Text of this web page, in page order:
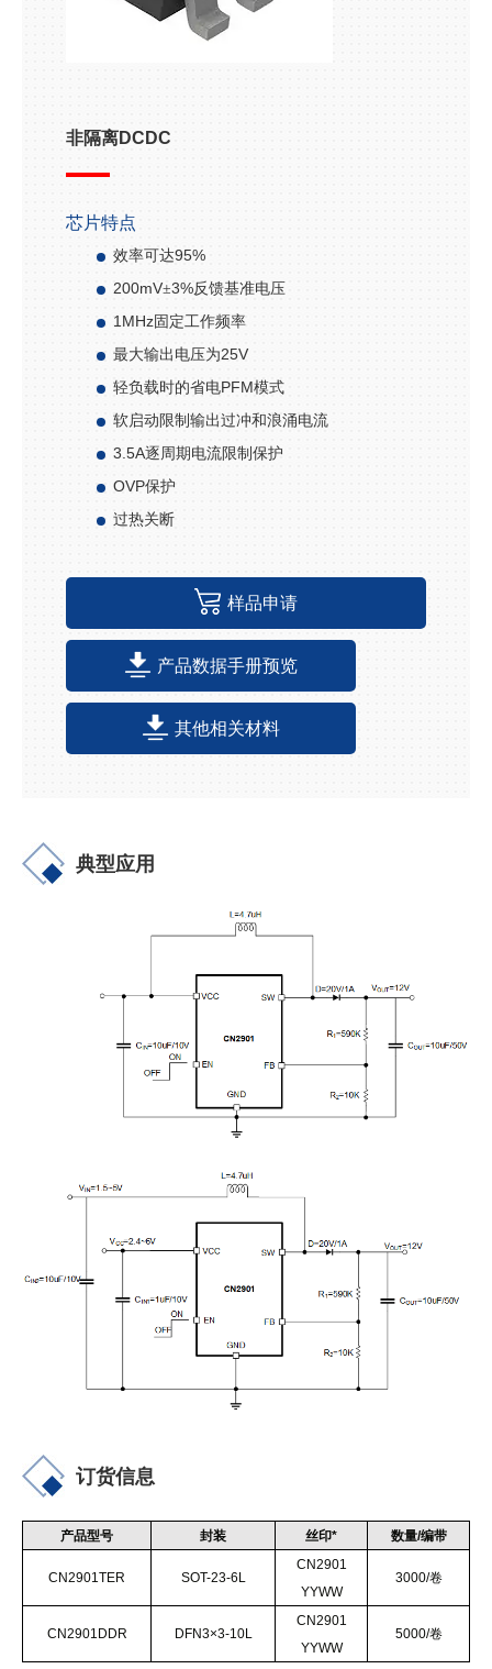
非隔离DCDC
芯片特点
效率可达95%
200mV±3%反馈基准电压
1MHz固定工作频率
最大输出电压为25V
轻负载时的省电PFM模式
软启动限制输出过冲和浪涌电流
3.5A逐周期电流限制保护
OVP保护
过热关断
样品申请
产品数据手册预览
其他相关材料
典型应用
订货信息
产品型号 封装 丝印* 数量/编带
CN2901TER SOT-23-6L
CN2901
YYWW
3000/卷
C N2901DDR D FN3×3-10L
C N2901
YYWW
5000/卷